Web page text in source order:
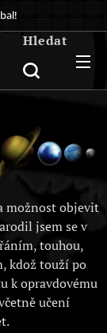
Hledat
možnost objevit
jsem se v
touhou,
kdož touží po
k opravdovému
učení